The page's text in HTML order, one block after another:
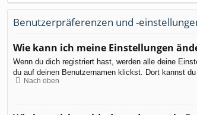
Benutzerpräferenzen und -
Wie kann ich meine Einstellungen
Wenn du dich registriert hast, werden alle deine
du auf deinen Benutzernamen klickst. Dort kannst
Nach oben